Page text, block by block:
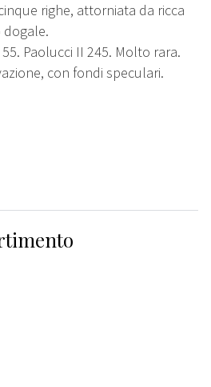
righe, attorniata da ricca
dogale.
Paolucci II 245. Molto rara.
con fondi speculari.